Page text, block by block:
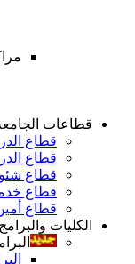
قطاعات
قطاع
قطاع
قطاع
قطاع
قطاع
الكليات